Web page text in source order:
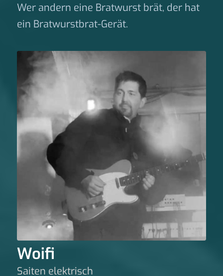
Wer andern eine Bratwurst brät, der hat
ein Bratwurstbrat-Gerät.
Woifi
Saiten elektrisch